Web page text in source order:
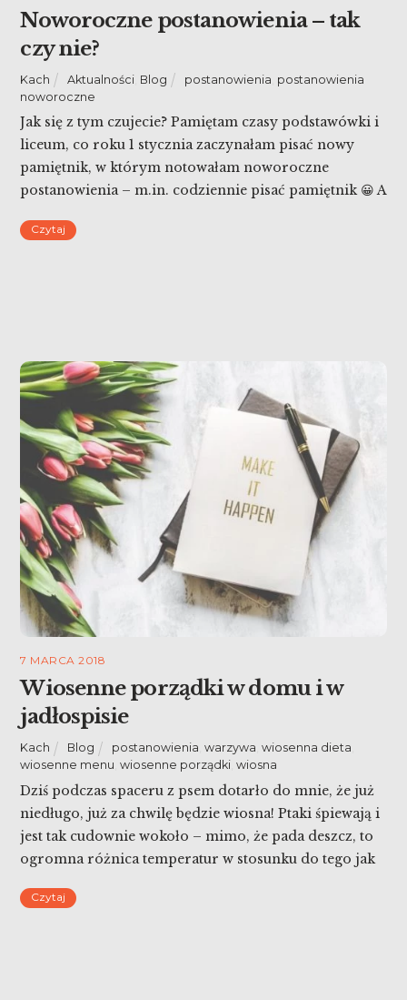
Noworoczne postanowienia – tak
czy nie?
Kach Aktualności Blog postanowienia postanowienia
noworoczne
Jak się z tym czujecie? Pamiętam czasy podstawówki i
liceum, co roku 1 stycznia zaczynałam pisać nowy
pamiętnik, w którym notowałam noworoczne
postanowienia – m.in. codziennie pisać pamiętnik 😀 A
przekorną naturą jak sądzę, buntuję się. Nie
Czytaj
7 MARCA 2018
Wiosenne porządki w domu i w
jadłospisie
Kach Blog postanowienia ,warzywa ,wiosenna dieta
wiosenne menu ,wiosenne porządki ,wiosna
Dziś podczas spaceru z psem dotarło do mnie, że już
niedługo, już za chwilę będzie wiosna! Ptaki śpiewają i
jest tak cudownie wokoło – mimo, że pada deszcz, to
ogromna różnica temperatur w stosunku do tego jak
niemal prosi o wiosenne porządki.
Czytaj